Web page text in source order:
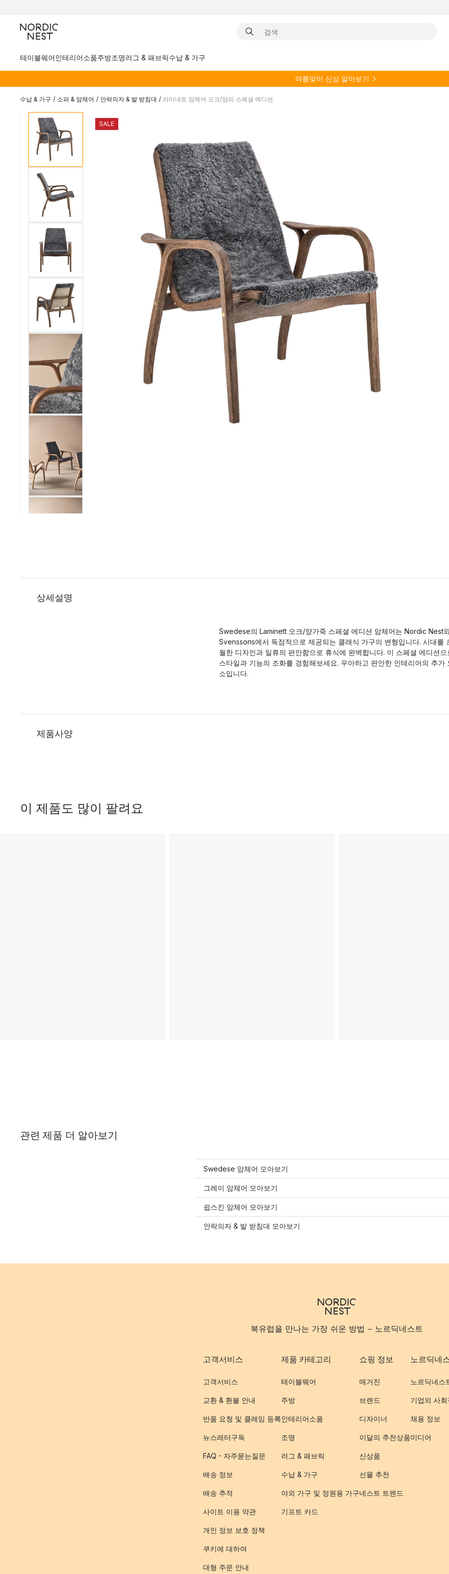
테이블웨어인테리어소품주방조명러그 & 패브릭수납 & 가구
여름맞이 신상 알아보기
수납 & 가구 / 소파 & 암체어 / 안락의자 & 발 받침대 / 라미네트 암체어 오크/양피 스페셜 에디션
SALE
상세설명
Swedese의 Laminett 오크/양가죽 스페셜 에디션 암체어는 Nordic Nest
Svenssons에서 독점적으로 제공되는 클래식 가구의 변형입니다. 시대를
월한 디자인과 일류의 편안함으로 휴식에 완벽합니다. 이 스페셜 에디션으
스타일과 기능의 조화를 경험해보세요. 우아하고 편안한 인테리어의 추가
소입니다.
제품사양
이 제품도 많이 팔려요
관련 제품 더 알아보기
Swedese 암체어 모아보기
그레이 암체어 모아보기
쉽스킨 암체어 모아보기
안락의자 & 발 받침대 모아보기
북유럽을 만나는 가장 쉬운 방법 - 노르딕네스트
고객서비스
고객서비스
교환 & 환불 안내
반품 요청 및 클레임 등록
뉴스레터구독
FAQ - 자주묻는질문
배송 정보
배송 추적
사이트 이용 약관
개인 정보 보호 정책
쿠키에 대하여
대형 주문 안내
제품 카테고리
테이블웨어
주방
인테리어소품
조명
러그 & 패브릭
수납 & 가구
야외 가구 및 정원용 가구
기프트 카드
쇼핑 정보
매거진
브랜드
디자이너
이달의 추천상품
신상품
선물 추천
네스트 트렌드
노르딕네
노르딕네스
기업의 사회
채용 정보
미디어